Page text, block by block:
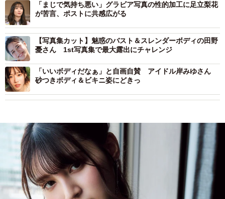
「まじで気持ち悪い」グラビア写真の性的加工に足立梨花
が苦言、ポストに共感広がる
【写真集カット】魅惑のバスト＆スレンダーボディの田野
憂さん 1st写真集で最大露出にチャレンジ
「いいボディだなぁ」と自画自賛 アイドル岸みゆさん
砂つきボディ＆ビキニ姿にどきっ